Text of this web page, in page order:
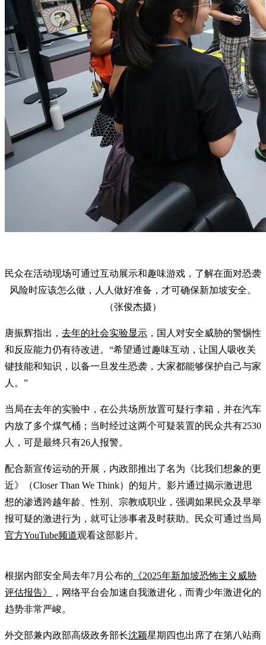
民众在活动现场可通过互动展示和趣味游戏，了解在面对恐袭
风险时应该怎么做，人人做好准备，才可确保新加坡安全。
（张俊杰摄）
唐振辉指出， 去年的社会实验显示 ，国人对安全威胁的警惕性
和反应能力仍有待改进。“希望通过趣味互动，让国人吸收关
键技能和知识，以备一旦发生恐袭，大家都能够保护自己与家
人。”
当局在去年的实验中，在公共场所放置可疑行李箱，并在汽车
内放了多个煤气桶；当时经过这两个可疑装置的民众共有2530
人，可是最终只有26人报警。
配合新宣传运动的开展，内政部推出了名为《比我们想象的更
近》（Closer Than We Think）的短片。影片通过揭示激进思
想的渗透跨越年龄、性别、宗教或职业，强调如果民众及早举
报可疑的激进行为，就可让涉事者及时获助。民众可通过当局
官方YouTube频道观看这部影片。
根据内部安全局去年7月公布的 《2025年新加坡恐怖主义威胁
评估报告》
，网络平台会加速自我激进化，而青少年激进化的
趋势非常严峻。
外交部兼内政部高级政务部长沈颖星期四也出席了在第八站商